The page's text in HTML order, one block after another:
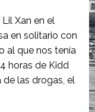
Xan en el
en solitario con
al que nos tenía
horas de Kidd
de las drogas, el